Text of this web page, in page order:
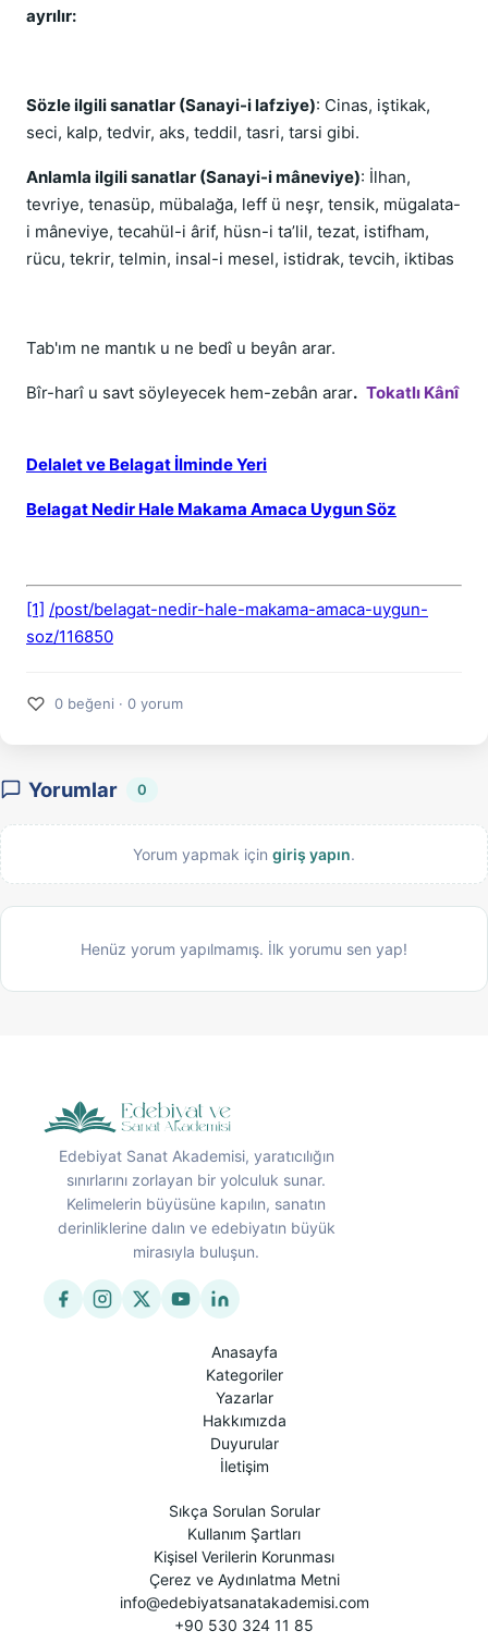
ayrılır:
Sözle ilgili sanatlar (Sanayi-i lafziye): Cinas, iştikak,
seci, kalp, tedvir, aks, teddil, tasri, tarsi gibi.
Anlamla ilgili sanatlar (Sanayi-i mâneviye): İlhan,
tevriye, tenasüp, mübalağa, leff ü neşr, tensik, mügalata-
i mâneviye, tecahül-i ârif, hüsn-i ta’lil, tezat, istifham,
rücu, tekrir, telmin, insal-i mesel, istidrak, tevcih, iktibas
Tab'ım ne mantık u ne bedî u beyân arar.
Bîr-harî u savt söyleyecek hem-zebân arar. Tokatlı Kânî
Delalet ve Belagat İlminde Yeri
Belagat Nedir Hale Makama Amaca Uygun Söz
[1] /post/belagat-nedir-hale-makama-amaca-uygun-
soz/116850
♡ 0 beğeni · 0 yorum
Yorumlar 0
Yorum yapmak için giriş yapın.
Henüz yorum yapılmamış. İlk yorumu sen yap!
Edebiyat Sanat Akademisi, yaratıcılığın
sınırlarını zorlayan bir yolculuk sunar.
Kelimelerin büyüsüne kapılın, sanatın
derinliklerine dalın ve edebiyatın büyük
mirasıyla buluşun.
Anasayfa
Kategoriler
Yazarlar
Hakkımızda
Duyurular
İletişim
Sıkça Sorulan Sorular
Kullanım Şartları
Kişisel Verilerin Korunması
Çerez ve Aydınlatma Metni
info@edebiyatsanatakademisi.com
+90 530 324 11 85